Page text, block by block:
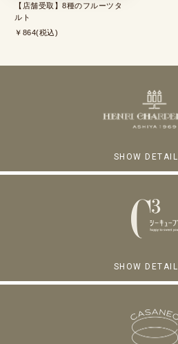
【店舗受取】8種のフルーツタ
ルト
￥864(税込)
SHOW DETAIL
SHOW DETAIL